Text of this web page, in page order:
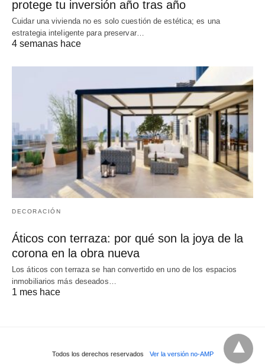
protege tu inversión año tras año
Cuidar una vivienda no es solo cuestión de estética; es una
estrategia inteligente para preservar…
4 semanas hace
DECORACIÓN
Áticos con terraza: por qué son la joya de la
corona en la obra nueva
Los áticos con terraza se han convertido en uno de los espacios
inmobiliarios más deseados…
1 mes hace
Todos los derechos reservados Ver la versión no-AMP